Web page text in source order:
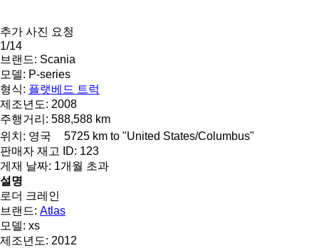
추가 사진 요청
1/14
브랜드: Scania
모델: P-series
형식: 플랫베드 트럭
제조년도: 2008
주행거리: 588,588 km
위치: 영국
5725 km to "United States/Columbus"
판매자 재고 ID: 123
게재 날짜: 1개월 초과
설명
로더 크레인
브랜드: Atlas
모델: xs
제조년도: 2012